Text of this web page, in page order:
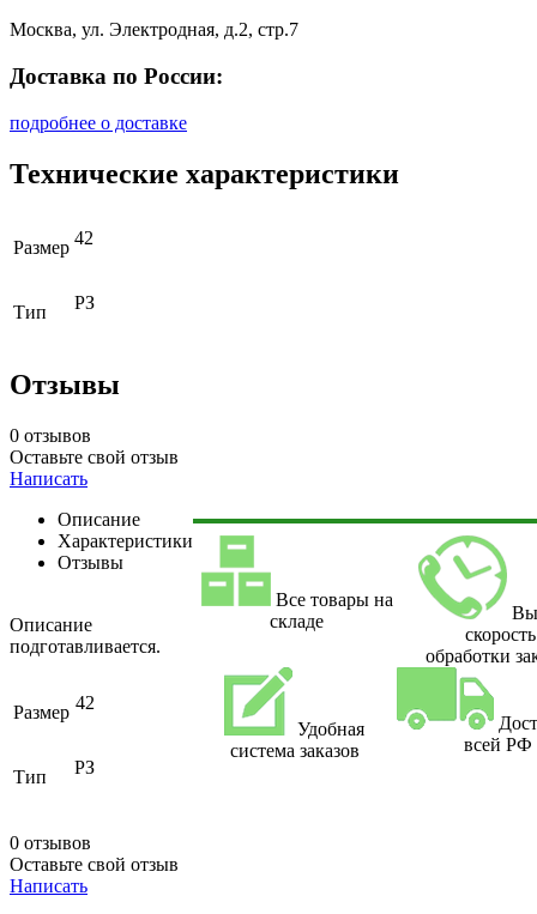
Москва, ул. Электродная, д.2, стр.7
Доставка по России:
подробнее о доставке
Технические характеристики
Размер 42
Тип РЗ
Отзывы
0 отзывов
Оставьте свой отзыв
Написать
Описание
Характеристики
Отзывы
Описание
подготавливается.
Размер 42
Тип РЗ
0 отзывов
Оставьте свой отзыв
Написать
Все товары на
складе
скорость
обработки
Удобная
система заказов
всей РФ